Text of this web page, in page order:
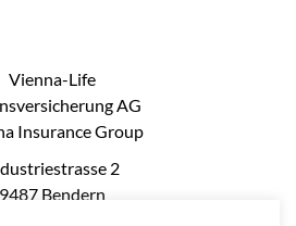
Vienna-Life
AG
Insurance Group
2
9487 Bendern